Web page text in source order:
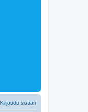
Kirjaudu sisään